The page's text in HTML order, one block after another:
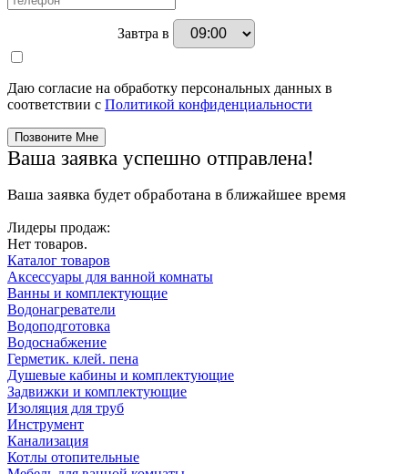
Завтра в
Даю согласие на обработку персональных данных в
соответствии с Политикой конфиденциальности
Ваша заявка успешно отправлена!
Ваша заявка будет обработана в ближайшее время
Лидеры продаж:
Нет товаров.
Каталог товаров
Аксессуары для ванной комнаты
Ванны и комплектующие
Водонагреватели
Водоподготовка
Водоснабжение
Герметик. клей. пена
Душевые кабины и комплектующие
Задвижки и комплектующие
Изоляция для труб
Инструмент
Канализация
Котлы отопительные